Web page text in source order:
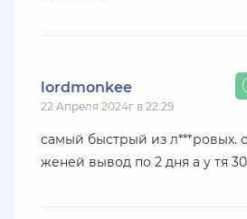
Подгоните акк на каса гранде
+ 10 руб 06 Июля 2026г в 20:15
jagermeister
lordmonkee
22 Апреля 2024г в 22:29
самый быстрый из л***ровых.
женей вывод по 2 дня а у тя